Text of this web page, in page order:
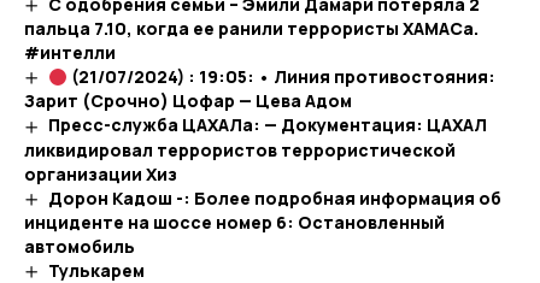
пальца 7.10, когда ее ранили террористы ХАМАСа.
#интелли
(21/07/2024) : 19:05: • Линия противостояния:
Зарит (Срочно) Цофар — Цева Адом
Пресс-служба ЦАХАЛа: — Документация: ЦАХАЛ
ликвидировал террористов террористической
организации Хиз
Дорон Кадош -: Более подробная информация об
инциденте на шоссе номер 6: Остановленный
автомобиль
Тулькарем